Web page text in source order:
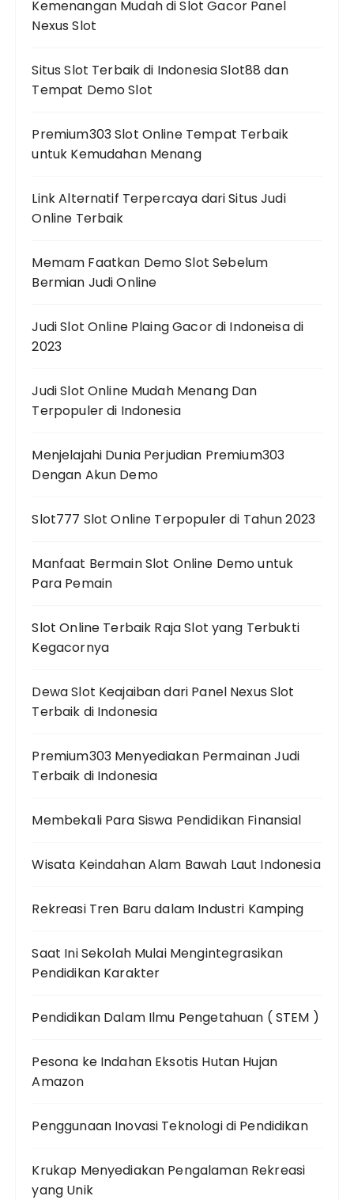
Kemenangan Mudah di Slot Gacor Panel
Nexus Slot
Situs Slot Terbaik di Indonesia Slot88 dan
Tempat Demo Slot
Premium303 Slot Online Tempat Terbaik
untuk Kemudahan Menang
Link Alternatif Terpercaya dari Situs Judi
Online Terbaik
Memam Faatkan Demo Slot Sebelum
Bermian Judi Online
Judi Slot Online Plaing Gacor di Indoneisa di
2023
Judi Slot Online Mudah Menang Dan
Terpopuler di Indonesia
Menjelajahi Dunia Perjudian Premium303
Dengan Akun Demo
Slot777 Slot Online Terpopuler di Tahun 2023
Manfaat Bermain Slot Online Demo untuk
Para Pemain
Slot Online Terbaik Raja Slot yang Terbukti
Kegacornya
Dewa Slot Keajaiban dari Panel Nexus Slot
Terbaik di Indonesia
Premium303 Menyediakan Permainan Judi
Terbaik di Indonesia
Membekali Para Siswa Pendidikan Finansial
Wisata Keindahan Alam Bawah Laut Indonesia
Rekreasi Tren Baru dalam Industri Kamping
Saat Ini Sekolah Mulai Mengintegrasikan
Pendidikan Karakter
Pendidikan Dalam Ilmu Pengetahuan ( STEM )
Pesona ke Indahan Eksotis Hutan Hujan
Amazon
Penggunaan Inovasi Teknologi di Pendidikan
Krukap Menyediakan Pengalaman Rekreasi
yang Unik